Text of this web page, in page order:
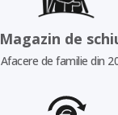
Magazin de
Afacere de familie din